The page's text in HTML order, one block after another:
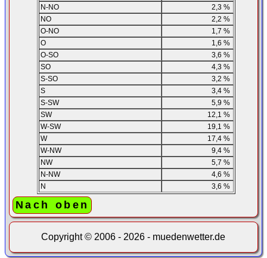
N-NO
2,3 %
NO
2,2 %
O-NO
1,7 %
O
1,6 %
O-SO
3,6 %
SO
4,3 %
S-SO
3,2 %
S
3,4 %
S-SW
5,9 %
SW
12,1 %
W-SW
19,1 %
W
17,4 %
W-NW
9,4 %
NW
5,7 %
N-NW
4,6 %
N
3,6 %
Nach oben
Copyright © 2006 - 2026 - muedenwetter.de